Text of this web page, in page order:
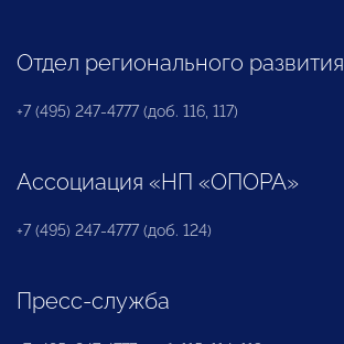
Отдел регионального развития
+7 (495) 247-4777 (доб. 116, 117)
Ассоциация «НП «ОПОРА»
+7 (495) 247-4777 (доб. 124)
Пресс-служба